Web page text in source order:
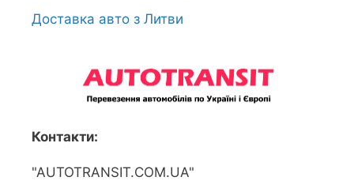
Доставка авто з Литви
Контакти:
"AUTOTRANSIT.COM.UA"